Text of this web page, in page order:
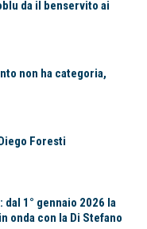
da il benservito ai
non ha categoria,
Foresti
1° gennaio 2026 la
onda con la Di Stefano